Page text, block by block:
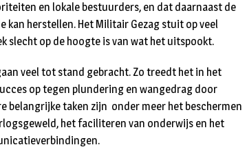
en lokale bestuurders, en dat daarnaast de
kan herstellen. Het Militair Gezag stuit op veel
slecht op de hoogte is van wat het uitspookt.
veel tot stand gebracht. Zo treedt het in het
op tegen plundering en wangedrag door
belangrijke taken zijn onder meer het beschermen
het faciliteren van onderwijs en het